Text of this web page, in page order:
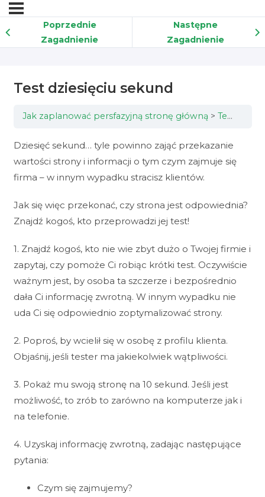
Poprzednie
Zagadnienie
Następne
Zagadnienie
Test dziesięciu sekund
Jak zaplanować persfazyjną stronę główną Test dziesięciu sekund
Dziesięć sekund… tyle powinno zająć przekazanie
wartości strony i informacji o tym czym zajmuje się
firma – w innym wypadku stracisz klientów.
Jak się więc przekonać, czy strona jest odpowiednia?
Znajdź kogoś, kto przeprowadzi jej test!
1. Znajdź kogoś, kto nie wie zbyt dużo o Twojej firmie i
zapytaj, czy pomoże Ci robiąc krótki test. Oczywiście
ważnym jest, by osoba ta szczerze i bezpośrednio
dała Ci informację zwrotną. W innym wypadku nie
uda Ci się odpowiednio zoptymalizować strony.
2. Poproś, by wcielił się w osobę z profilu klienta.
Objaśnij, jeśli tester ma jakiekolwiek wątpliwości.
3. Pokaż mu swoją stronę na 10 sekund. Jeśli jest
możliwość, to zrób to zarówno na komputerze jak i
na telefonie.
4. Uzyskaj informację zwrotną, zadając następujące
pytania:
Czym się zajmujemy?